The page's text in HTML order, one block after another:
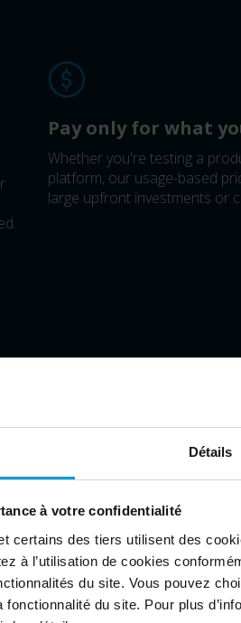
Détails
à votre confidentialité
certains des tiers utilisent des
à l’utilisation de cookies
du site. Vous pouvez
du site. Pour plus
Pay only for what
Whether you're testing a
platform, our usage-based
large upfront investments or
the real